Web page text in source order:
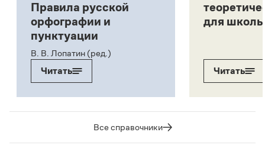
Правила русской
орфографии и
пунктуации
В. В. Лопатин (ред.)
Читать
для
Читать
Все справочники